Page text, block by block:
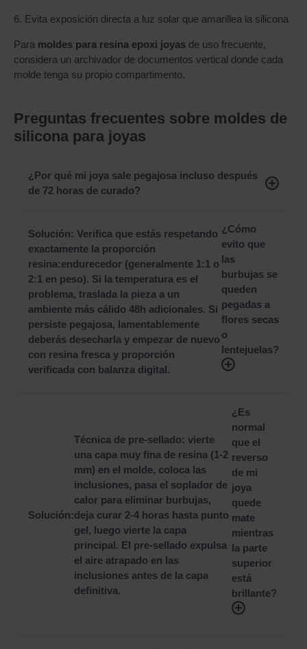
6. Evita exposición directa a luz solar que amarillea la silicona
Para moldes para resina epoxi joyas de uso frecuente,
considera un archivador de documentos vertical donde cada
molde tenga su propio compartimento.
Preguntas frecuentes sobre moldes de
silicona para joyas
¿Por qué mi joya sale pegajosa incluso después
de 72 horas de curado?
Solución: Verifica que estás respetando
exactamente la proporción
resina:endurecedor (generalmente 1:1 o
2:1 en peso). Si la temperatura es el
problema, traslada la pieza a un
ambiente más cálido 48h adicionales. Si
persiste pegajosa, lamentablemente
deberás desecharla y empezar de nuevo
con resina fresca y proporción
verificada con balanza digital.
¿Cómo
evito que
las
burbujas se
queden
pegadas a
flores secas
o
lentejuelas?
Solución:
Técnica de pre-sellado: vierte
una capa muy fina de resina (1-2
mm) en el molde, coloca las
inclusiones, pasa el soplador de
calor para eliminar burbujas,
deja curar 2-4 horas hasta punto
gel, luego vierte la capa
principal. El pre-sellado expulsa
el aire atrapado en las
inclusiones antes de la capa
definitiva.
¿Es
normal
que el
reverso
de mi
joya
quede
mate
mientras
la parte
superior
está
brillante?